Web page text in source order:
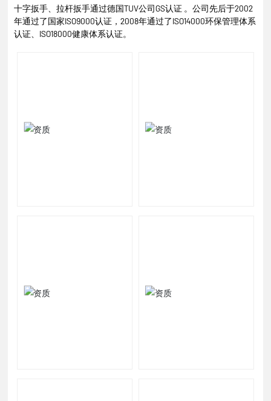
十字扳手、拉杆扳手通过德国TUV公司GS认证 。公司先后于2002
年通过了国家ISO9000认证，2008年通过了ISO14000环保管理体系
认证、ISO18000健康体系认证。